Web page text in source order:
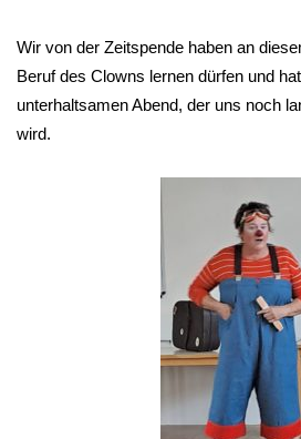
Wir von der Zeitspende haben an
Beruf des Clowns lernen dürfen und
unterhaltsamen Abend, der uns noch
wird.